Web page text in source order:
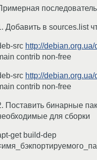
Добавить в sources.list
src http://
contrib non-free
src http://
contrib non-free
Поставить бинарные
для сборки
get build-dep